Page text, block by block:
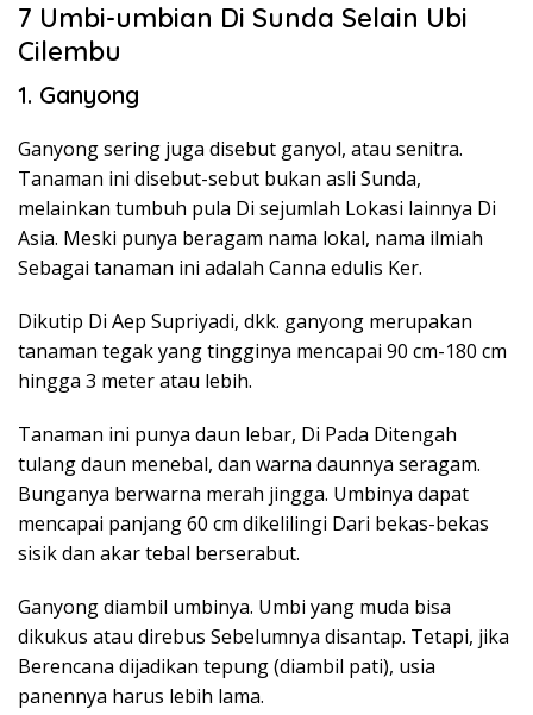
7 Umbi-umbian Di Sunda Selain Ubi
Cilembu
1. Ganyong
Ganyong sering juga disebut ganyol, atau senitra.
Tanaman ini disebut-sebut bukan asli Sunda,
melainkan tumbuh pula Di sejumlah Lokasi lainnya Di
Asia. Meski punya beragam nama lokal, nama ilmiah
Sebagai tanaman ini adalah Canna edulis Ker.
Dikutip Di Aep Supriyadi, dkk. ganyong merupakan
tanaman tegak yang tingginya mencapai 90 cm-180 cm
hingga 3 meter atau lebih.
Tanaman ini punya daun lebar, Di Pada Ditengah
tulang daun menebal, dan warna daunnya seragam.
Bunganya berwarna merah jingga. Umbinya dapat
mencapai panjang 60 cm dikelilingi Dari bekas-bekas
sisik dan akar tebal berserabut.
Ganyong diambil umbinya. Umbi yang muda bisa
dikukus atau direbus Sebelumnya disantap. Tetapi, jika
Berencana dijadikan tepung (diambil pati), usia
panennya harus lebih lama.